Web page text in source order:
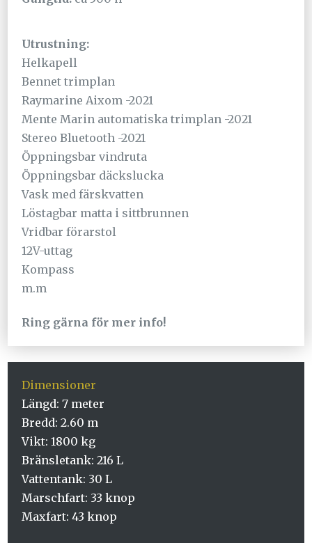
Utrustning:
Helkapell
Bennet trimplan
Raymarine Aixom -2021
Mente Marin automatiska trimplan -2021
Stereo Bluetooth -2021
Öppningsbar vindruta
Öppningsbar däckslucka
Vask med färskvatten
Löstagbar matta i sittbrunnen
Vridbar förarstol
12V-uttag
Kompass
m.m
Ring gärna för mer info!
Dimensioner
Längd: 7 meter
Bredd: 2.60 m
Vikt: 1800 kg
Bränsletank: 216 L
Vattentank: 30 L
Marschfart: 33 knop
Maxfart: 43 knop